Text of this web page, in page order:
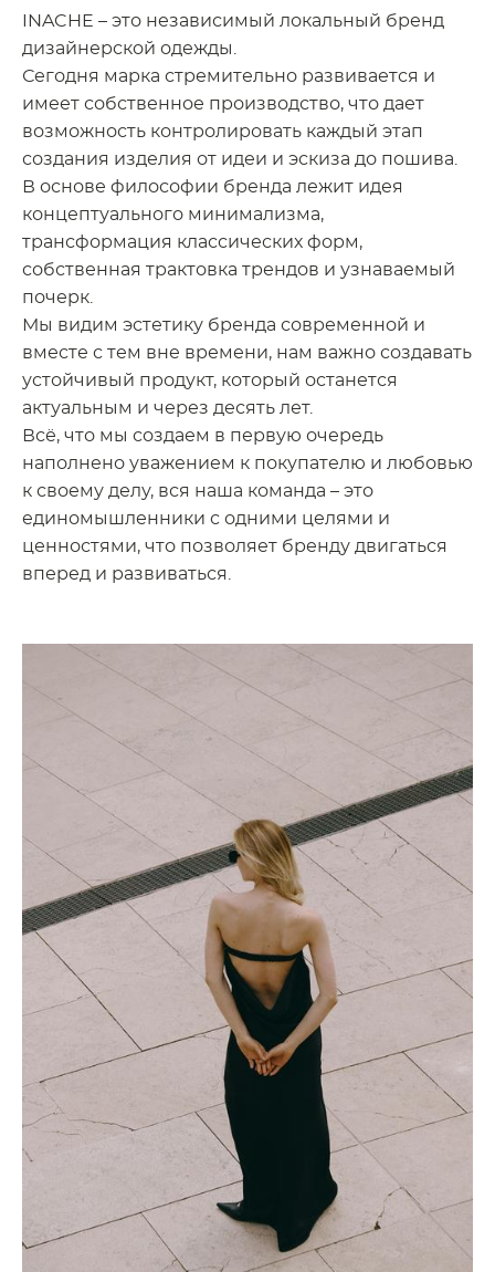
INACHE – это независимый локальный бренд
дизайнерской одежды.
Сегодня марка стремительно развивается и
имеет собственное производство, что дает
возможность контролировать каждый этап
создания изделия от идеи и эскиза до пошива.
В основе философии бренда лежит идея
концептуального минимализма,
трансформация классических форм,
собственная трактовка трендов и узнаваемый
почерк.
Мы видим эстетику бренда современной и
вместе с тем вне времени, нам важно создавать
устойчивый продукт, который останется
актуальным и через десять лет.
Всё, что мы создаем в первую очередь
наполнено уважением к покупателю и любовью
к своему делу, вся наша команда – это
единомышленники с одними целями и
ценностями, что позволяет бренду двигаться
вперед и развиваться.